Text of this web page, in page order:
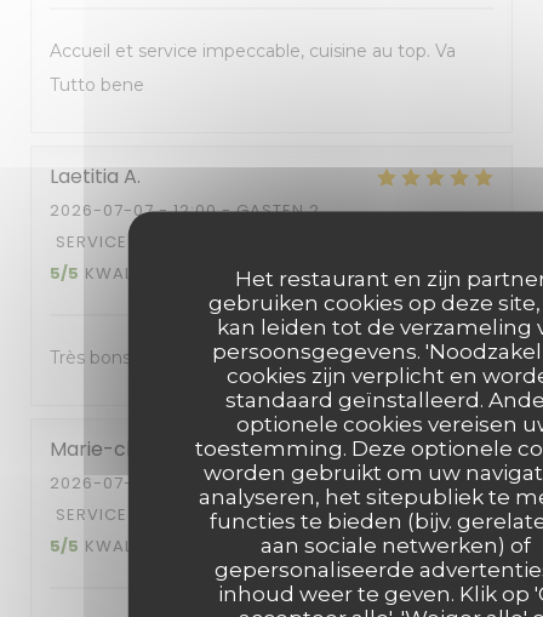
Het restaurant en zijn
gebruiken cookies op deze
kan leiden tot de verzameling
persoonsgegevens.
cookies zijn verplicht en
standaard geïnstalleerd.
optionele cookies vereisen
toestemming. Deze optionele
worden gebruikt om uw
analyseren, het sitepubliek te
functies te bieden (bijv.
aan sociale netwerken) of
gepersonaliseerde
inhoud weer te geven. Klik op
Accueil et service impeccable, cuisine au top. Va
Tutto bene
LaetitiaA
2026-07-07- 12:00 - GASTEN 2
SERVICE
5/5 KWALITEIT / PRIJS : 5/5
Très bons plats
Marie-claire
2026-07-08
- 12:00 - GASTEN 2
SERVICE
ATMOSFEER: 4/5 KEUKEN:
5/5 KWALITEIT / PRIJS 5/5